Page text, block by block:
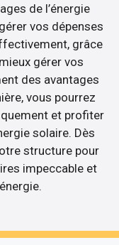
de l’énergie
vos dépenses
grâce
gérer vos
des avantages
vous pourrez
et profiter
solaire. Dès
structure pour
impeccable et